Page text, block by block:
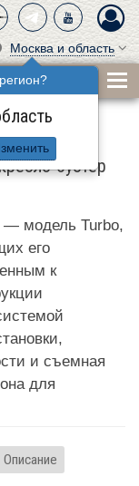
Москва и область
RANT
бустер
— модель Turbo,
его
к
и съемная
для
Описание